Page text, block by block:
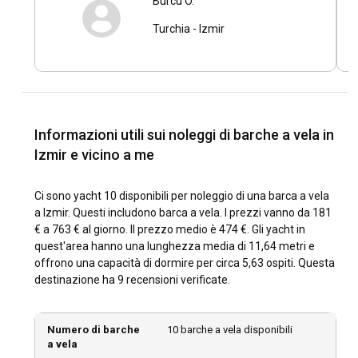
tuo noleggio di barca a vela a Izmir.
all'aperto a Izmir?
appassionati di outdoor possono fare escursioni sulla collina
di Kadifekale per una vista panoramica sulla città, mentre gli
Quali sono i migliori porti turistici e ormeggi a
Izmir?
Izmir vanta diversi porti turistici ben attrezzati, tra cui il
anche strategicamente posizionati per fornire facile
accesso ad alcuni dei principali percorsi e destinazioni di
daha uzun kalabilseydik, tekneyle acilmasak bile
Burcuyla birer bira içmeyi hepimiz cok isteriz, umarim
Turchia - Izmir
Informazioni utili sui noleggi di barche a vela in
Izmir e vicino a me
Ci sono yacht 10 disponibili per noleggio di una barca a vela
a Izmir. Questi includono barca a vela. I prezzi vanno da 181
€ a 763 € al giorno. Il prezzo medio è 474 €. Gli yacht in
quest'area hanno una lunghezza media di 11,64 metri e
offrono una capacità di dormire per circa 5,63 ospiti. Questa
destinazione ha 9 recensioni verificate.
Numero di barche
a vela
10 barche a vela disponibili